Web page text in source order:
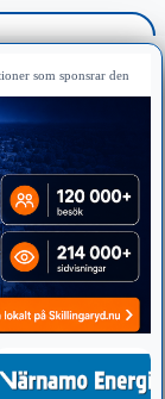
som sponsrar den